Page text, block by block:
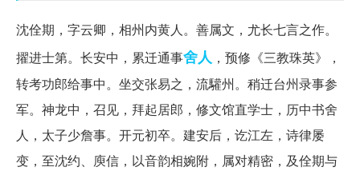
沈佺期，字云卿，相州内黄人。善属文，尤长七言之作。
擢进士第。长安中，累迁通事舍人 ，预修《三教珠英》，
转考功郎给事中。坐交张易之，流驩州。稍迁台州录事参
军。神龙中，召见，拜起居郎，修文馆直学士，历中书舍
人，太子少詹事。开元初卒。建安后，讫江左，诗律屡
变，至沈约、庾信，以音韵相婉附，属对精密，及佺期与